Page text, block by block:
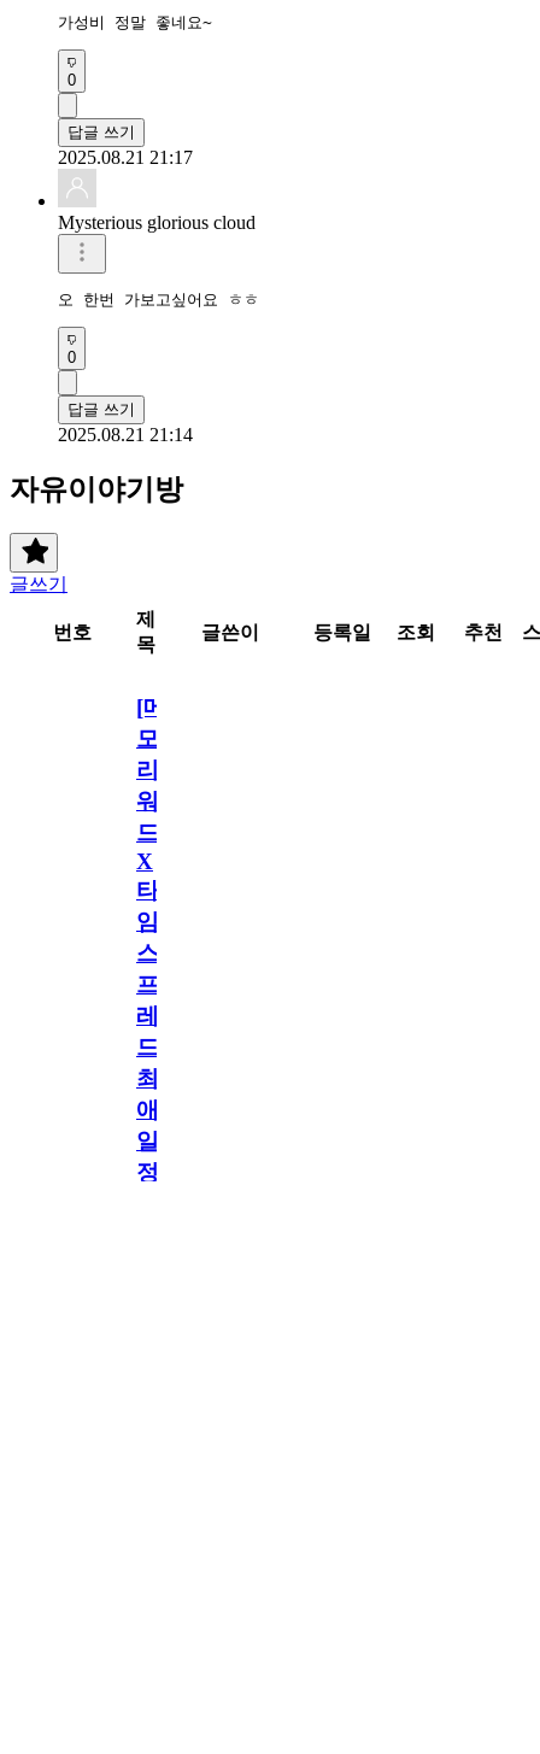
0
답글 쓰기
2025.08.21 21:17
Mysterious glorious cloud
오 한번 가보고싶어요 ㅎㅎ
0
답글 쓰기
2025.08.21 21:14
자유이야기방
글쓰기
번호
제
목
글쓴이 등록일 조회 추천
[메
모
리
워
드
X
타
임
스
프
레
드]
최
애
일
정